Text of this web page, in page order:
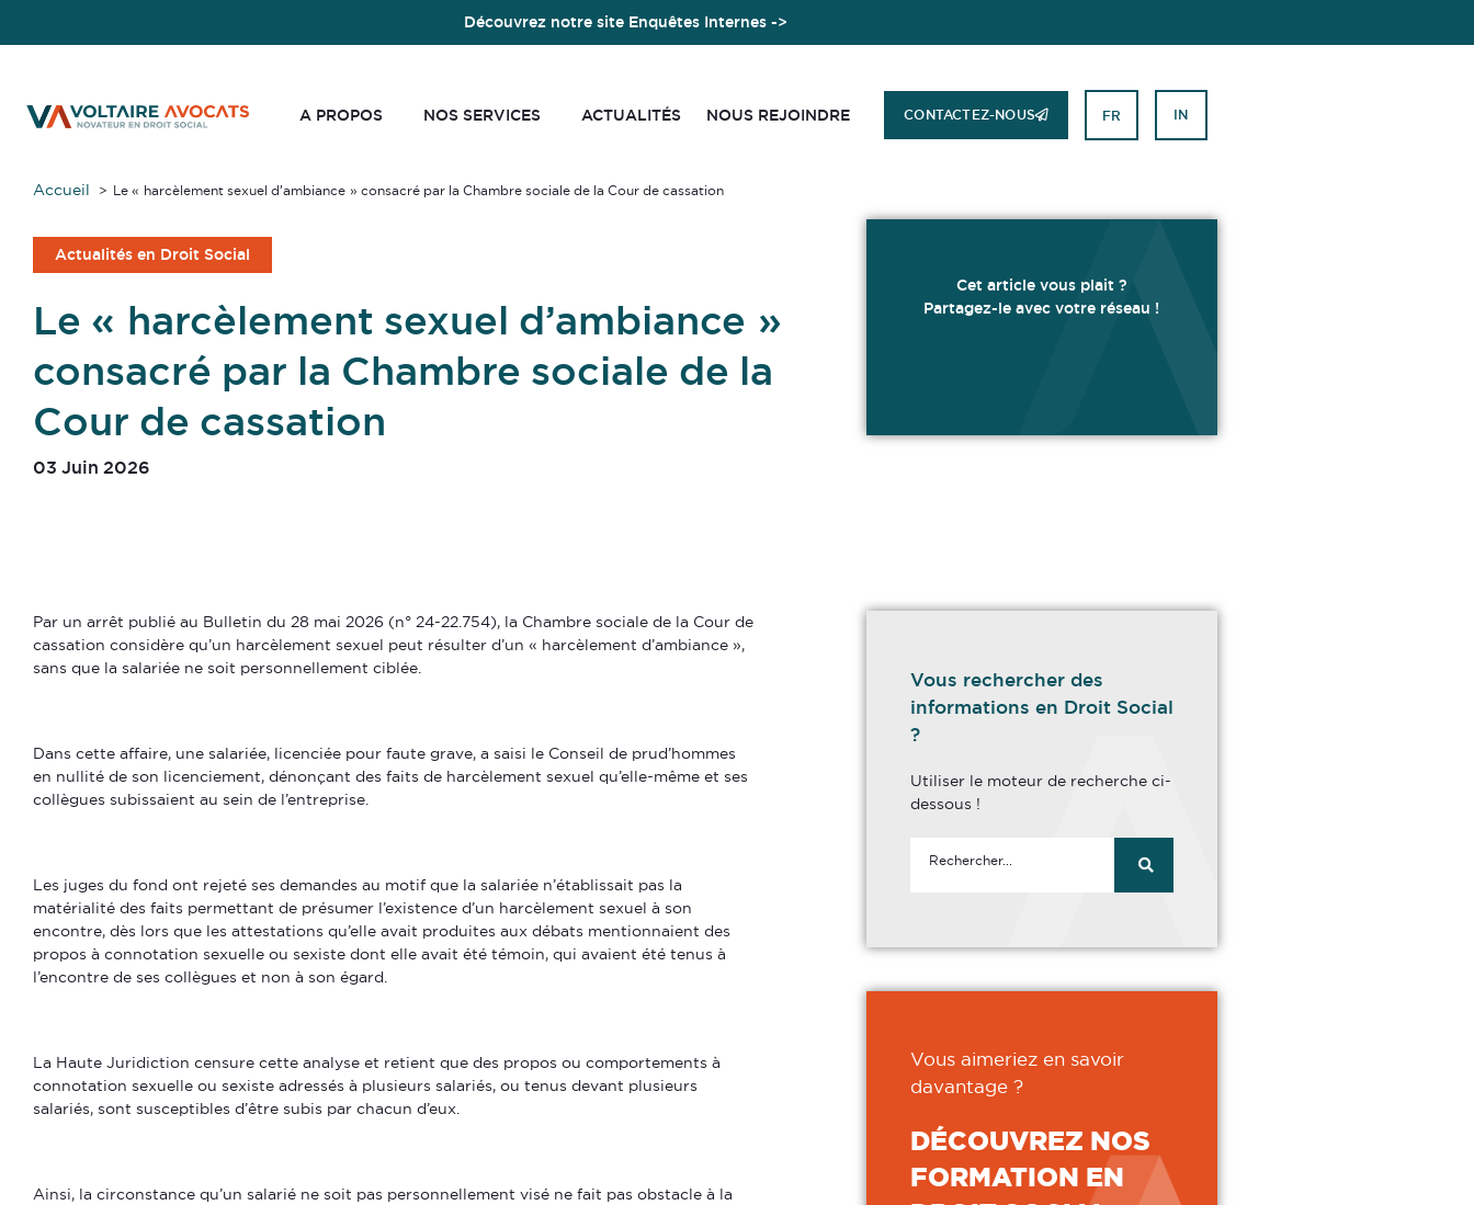
Découvrez notre site Enquêtes Internes ->
A PROPOS NOS SERVICES ACTUALITÉS NOUS REJOINDRE CONTACTEZ-NOUS FR IN
Accueil Le « harcèlement sexuel d’ambiance » consacré par la Chambre sociale de la Cour de cassation
Actualités en Droit Social
Le « harcèlement sexuel d’ambiance »
consacré par la Chambre sociale de la
Cour de cassation
03 Juin 2026
Cet article vous plait ?
Partagez-le avec votre réseau !
Par un arrêt publié au Bulletin du 28 mai 2026 (n° 24-22.754), la Chambre sociale de la Cour de
cassation considère qu’un harcèlement sexuel peut résulter d’un « harcèlement d’ambiance »,
sans que la salariée ne soit personnellement ciblée.
Dans cette affaire, une salariée, licenciée pour faute grave, a saisi le Conseil de prud’hommes
en nullité de son licenciement, dénonçant des faits de harcèlement sexuel qu’elle-même et ses
collègues subissaient au sein de l’entreprise.
Les juges du fond ont rejeté ses demandes au motif que la salariée n’établissait pas la
matérialité des faits permettant de présumer l’existence d’un harcèlement sexuel à son
encontre, dès lors que les attestations qu’elle avait produites aux débats mentionnaient des
propos à connotation sexuelle ou sexiste dont elle avait été témoin, qui avaient été tenus à
l’encontre de ses collègues et non à son égard.
La Haute Juridiction censure cette analyse et retient que des propos ou comportements à
connotation sexuelle ou sexiste adressés à plusieurs salariés, ou tenus devant plusieurs
salariés, sont susceptibles d’être subis par chacun d’eux.
Ainsi, la circonstance qu’un salarié ne soit pas personnellement visé ne fait pas obstacle à la
Vous rechercher des
informations en Droit Social
?
Utiliser le moteur de recherche ci-
dessous !
Vous aimeriez en savoir
davantage ?
DÉCOUVREZ NOS
FORMATION EN